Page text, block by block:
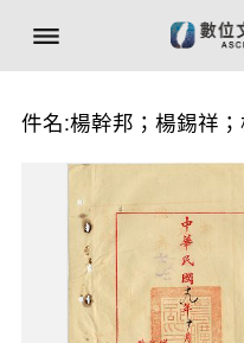
件名:楊幹邦；楊錫祥